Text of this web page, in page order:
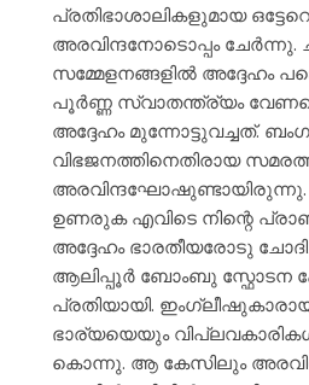
പ്രതിഭാശാലികളുമായ
അരവിന്ദനോടൊപ്പം
സമ്മേളനങ്ങളിൽ അദ്ദേഹം
പൂർണ്ണ സ്വാതന്ത്ര്യം
അദ്ദേഹം മുന്നോട്ടുവച്ചത്.
വിഭജനത്തിനെതിരായ
അരവിന്ദഘോഷുണ്ടായിരുന്നു.
ഉണരുക എവിടെ നിന്റെ
അദ്ദേഹം ഭാരതീയരോടു
ആലിപ്പൂർ ബോംബു സ്ഫോടന
പ്രതിയായി.
ഭാര്യയെയും
കൊന്നു. ആ കേസിലും